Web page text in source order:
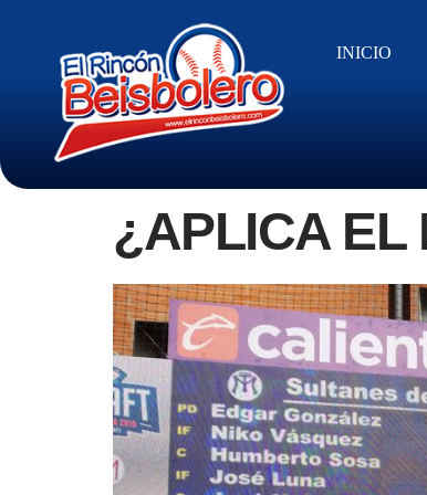
INICIO
¿APLICA EL